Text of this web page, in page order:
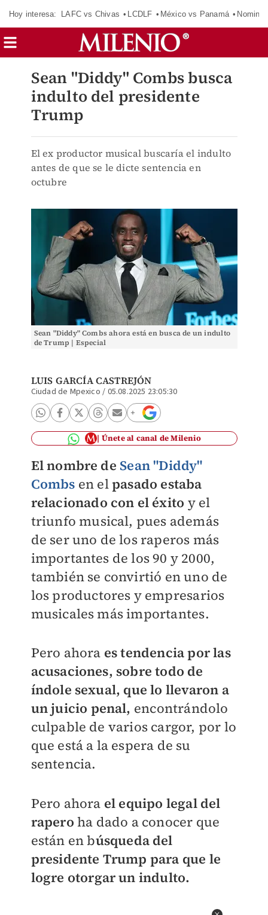
Hoy interesa: LAFC vs Chivas LCDLF México vs Panamá
Sean "Diddy" Combs busca
indulto del presidente
Trump
El ex productor musical buscaría el indulto
antes de que se le dicte sentencia en
octubre
Sean "Diddy" Combs ahora está en busca de un indulto
de Trump | Especial
LUIS GARCÍA CASTREJÓN
Ciudad de Mpexico / 05.08.2025 23:05:30
Únete al canal de Milenio
El nombre de Sean "Diddy"
Combs en elpasado estaba
relacionado con el éxito y el
triunfo musical, pues además
de ser uno de los raperos más
importantes de los 90 y 2000,
también se convirtió en uno de
los productores y empresarios
musicales más importantes.
Pero ahora es tendencia por las
acusaciones, sobre todo de
índole sexual, que lo llevaron a
un juicio penal, encontrándolo
culpable de varios cargor, por lo
que está a la espera de su
sentencia.
Pero ahora el equipo legal del
rapero ha dado a conocer que
están en búsqueda del
presidente Trump para que le
logre otorgar un indulto.